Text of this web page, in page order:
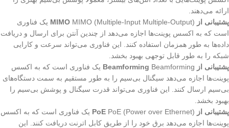
ارائه می‌دهند.
پشتیبانی از MIMO
MIMO (Multiple-Input Multiple-Output) یک فناوری
است که به اکسس پوینت‌ها اجازه می‌دهد از چندین آنتن برای ارسال و دریافت
داده‌ها به طور همزمان استفاده کنند. این فناوری می‌تواند سرعت و کارایی
شبکه را به طور قابل توجهی بهبود بخشد.
پشتیبانی از Beamforming
Beamforming یک فناوری است که به اکسس
پوینت‌ها اجازه می‌دهد سیگنال بی‌سیم را به طور مستقیم به سمت دستگاه‌های
بی‌سیم ارسال کنند. این فناوری می‌تواند قدرت سیگنال و پوشش بی‌سیم را
بهبود بخشد.
پشتیبانی از PoE
PoE (Power over Ethernet) یک فناوری است که به اکسس
پوینت‌ها اجازه می‌دهد برق خود را از طریق کابل اترنت دریافت کنند. این